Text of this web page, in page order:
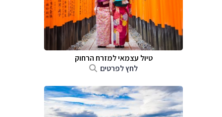
טיול עצמאי למזרח הרחוק
לחץ לפרטים